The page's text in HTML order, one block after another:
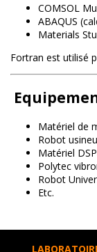
COMSOL
ABAQUS
Materials
Fortran est utilisé
Matériel de
Robot
Matériel
Polytec
Robot
Etc.